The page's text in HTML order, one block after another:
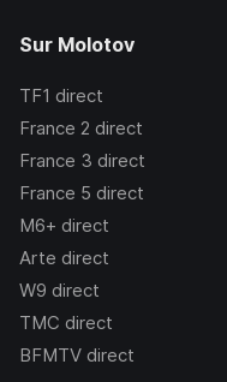
Sur Molotov
TF1 direct
France 2 direct
France 3 direct
France 5 direct
M6+ direct
Arte direct
W9 direct
TMC direct
BFMTV direct